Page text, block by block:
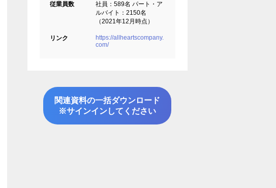
従業員数
社員：589名 パート・ア
ルバイト：2150名
（2021年12月時点）
リンク
https://allheartscompany.
com/
関連資料の一括ダウンロード
※サインインしてください